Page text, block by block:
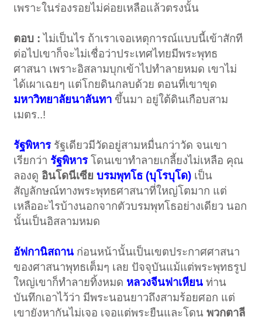
เพราะในร่องรอยไม่ค่อยเหลือแล้วตรงนั้น
ตอบ : ไม่เป็นไร ถ้าเราเจอเหตุการณ์แบบนี้เข้าสักที
ต่อไปเขาก็จะไม่เชื่อว่าประเทศไทยมีพระพุทธ
ศาสนา เพราะอิสลามบุกเข้าไปทำลายหมด เขาไม่
ได้เผาเฉยๆ แต่โกยดินกลบด้วย ตอนที่เขาขุด
มหาวิทยาลัยนาลันทา ขึ้นมา อยู่ใต้ดินเกือบสาม
เมตร..!
รัฐพิหารรัฐเดียวมีวัดอยู่สามหมื่นกว่าวัด จนเขา
เรียกว่า รัฐพิหารโดนเขาทำลายเกลี้ยงไม่เหลือ คุณ
ลองดูอินโดนีเซีย บรมพุทโธ (บุโรบุโด) เป็น
สัญลักษณ์ทางพระพุทธศาสนาที่ใหญ่โตมาก แต่
เหลืออะไรบ้างนอกจากตัวบรมพุทโธอย่างเดียว นอก
นั้นเป็นอิสลามหมด
อัฟกานิสถาน ก่อนหน้านั้นเป็นเขตประกาศศาสนา
ของศาสนาพุทธเต็มๆ เลย ปัจจุบันแม้แต่พระพุทธรูป
ใหญ่เขาก็ทำลายทิ้งหมด หลวงจีนฟาเหียน ท่าน
บันทึกเอาไว้ว่า มีพระนอนยาวถึงสามร้อยศอก แต่
เขายังหากันไม่เจอ เจอแต่พระยืนและโดนพวกตาลี